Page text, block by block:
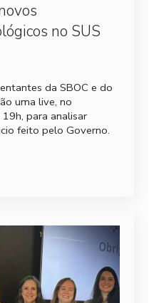
no SUS
da SBOC e do
uma live, no
para analisar
feito pelo Governo.